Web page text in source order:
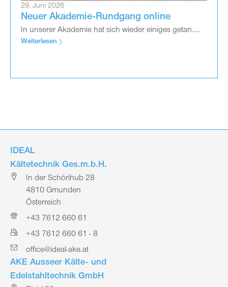
29. Juni 2026
Neuer Akademie-Rundgang online
In unserer Akademie hat sich wieder einiges getan....
Weiterlesen
IDEAL
Kältetechnik Ges.m.b.H.
In der Schörihub 28
4810 Gmunden
Österreich
+43 7612 660 61
+43 7612 660 61 - 8
office@ideal-ake.at
AKE Ausseer Kälte- und
Edelstahltechnik GmbH